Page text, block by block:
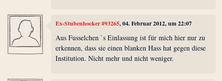
Ex-Stubenhocker #93265, 04. Februar 2012, um 22:07
Aus Fusselchen `s Einlassung ist für mich hier nur zu
erkennen, dass sie einen blanken Hass hat gegen diese
Institution. Nicht mehr und nicht weniger.